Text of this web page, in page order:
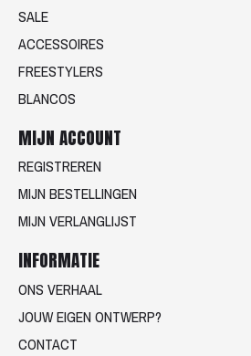
SALE
ACCESSOIRES
FREESTYLERS
BLANCOS
MIJN ACCOUNT
REGISTREREN
MIJN BESTELLINGEN
MIJN VERLANGLIJST
INFORMATIE
ONS VERHAAL
JOUW EIGEN ONTWERP?
CONTACT